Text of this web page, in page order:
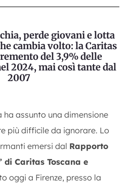
perde giovani e lotta
cambia volto: la Caritas
del 3,9% delle
2024, mai così tante dal
2007
ha assunto una dimensione
più difficile da ignorare. Lo
emersi dal Rapporto
di Caritas Toscana e
oggi a Firenze, presso la